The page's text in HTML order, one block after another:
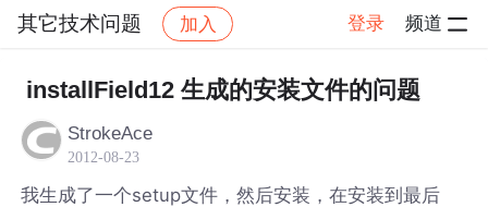
其它技术问题 加入 登录 频道
社区 其它技术问题 帖子详情
installField12 生成的安装文件的问题
StrokeAce
2012-08-23
我生成了一个setup文件，然后安装，在安装到最后